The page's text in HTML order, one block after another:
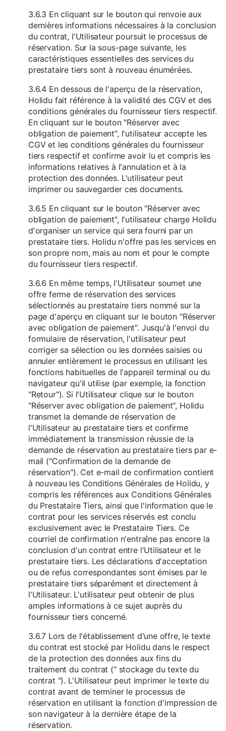
3.6.3 En cliquant sur le bouton qui renvoie aux
dernières informations nécessaires à la conclusion
du contrat, l'Utilisateur poursuit le processus de
réservation. Sur la sous-page suivante, les
caractéristiques essentielles des services du
prestataire tiers sont à nouveau énumérées.
3.6.4 En dessous de l'aperçu de la réservation,
Holidu fait référence à la validité des CGV et des
conditions générales du fournisseur tiers respectif.
En cliquant sur le bouton "Réserver avec
obligation de paiement", l'utilisateur accepte les
CGV et les conditions générales du fournisseur
tiers respectif et confirme avoir lu et compris les
informations relatives à l'annulation et à la
protection des données. L'utilisateur peut
imprimer ou sauvegarder ces documents.
3.6.5 En cliquant sur le bouton "Réserver avec
obligation de paiement", l'utilisateur charge Holidu
d'organiser un service qui sera fourni par un
prestataire tiers. Holidu n'offre pas les services en
son propre nom, mais au nom et pour le compte
du fournisseur tiers respectif.
3.6.6 En même temps, l'Utilisateur soumet une
offre ferme de réservation des services
sélectionnés au prestataire tiers nommé sur la
page d'aperçu en cliquant sur le bouton "Réserver
avec obligation de paiement". Jusqu'à l'envoi du
formulaire de réservation, l'utilisateur peut
corriger sa sélection ou les données saisies ou
annuler entièrement le processus en utilisant les
fonctions habituelles de l'appareil terminal ou du
navigateur qu'il utilise (par exemple, la fonction
"Retour"). Si l'Utilisateur clique sur le bouton
"Réserver avec obligation de paiement", Holidu
transmet la demande de réservation de
l'Utilisateur au prestataire tiers et confirme
immédiatement la transmission réussie de la
demande de réservation au prestataire tiers par e-
mail ("Confirmation de la demande de
réservation"). Cet e-mail de confirmation contient
à nouveau les Conditions Générales de Holidu, y
compris les références aux Conditions Générales
du Prestataire Tiers, ainsi que l'information que le
contrat pour les services réservés est conclu
exclusivement avec le Prestataire Tiers. Ce
courriel de confirmation n'entraîne pas encore la
conclusion d'un contrat entre l'Utilisateur et le
prestataire tiers. Les déclarations d'acceptation
ou de refus correspondantes sont émises par le
prestataire tiers séparément et directement à
l'Utilisateur. L'utilisateur peut obtenir de plus
amples informations à ce sujet auprès du
fournisseur tiers concerné.
3.6.7 Lors de l'établissement d'une offre, le texte
du contrat est stocké par Holidu dans le respect
de la protection des données aux fins du
traitement du contrat (" stockage du texte du
contrat "). L'Utilisateur peut imprimer le texte du
contrat avant de terminer le processus de
réservation en utilisant la fonction d'impression de
son navigateur à la dernière étape de la
réservation.